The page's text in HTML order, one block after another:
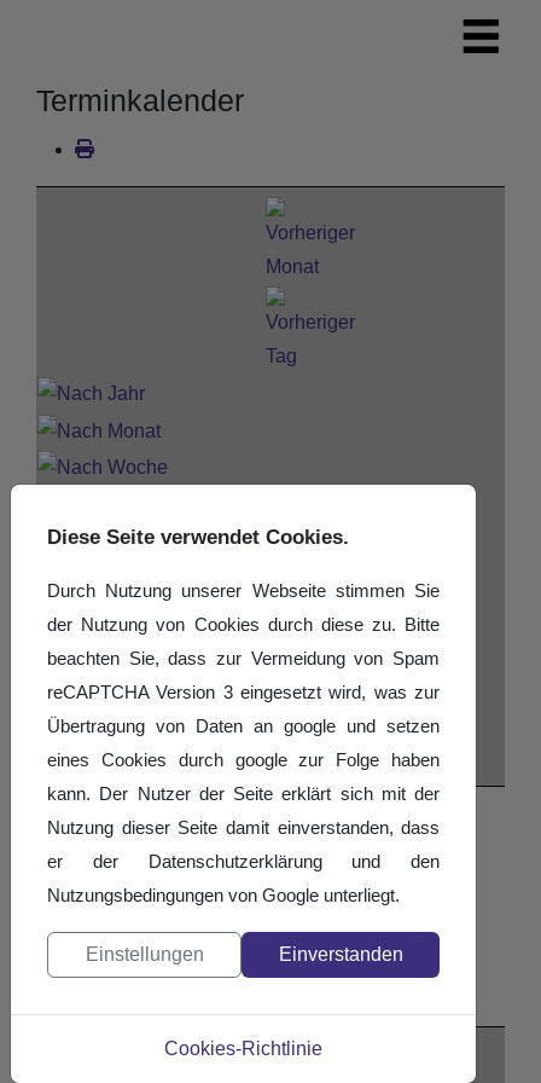
Terminkalender
Nach Monat
Nach Woche
Suche
Gehe zu Monat
Diese Seite verwendet Cookies.
Durch Nutzung unserer Webseite stimmen Sie
der Nutzung von Cookies durch diese zu. Bitte
beachten Sie, dass zur Vermeidung von Spam
reCAPTCHA Version 3 eingesetzt wird, was zur
Übertragung von Daten an google und setzen
eines Cookies durch google zur Folge haben
kann. Der Nutzer der Seite erklärt sich mit der
Nutzung dieser Seite damit einverstanden, dass
er der Datenschutzerklärung und den
Nutzungsbedingungen von Google unterliegt.
Einstellungen Einverstanden
Cookies-Richtlinie